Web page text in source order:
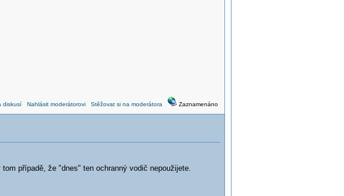
diskusí Nahlásit moderátorovi Stěžovat si na moderátora Zaznamenáno
případě, že "dnes" ten ochranný vodič nepoužijete.